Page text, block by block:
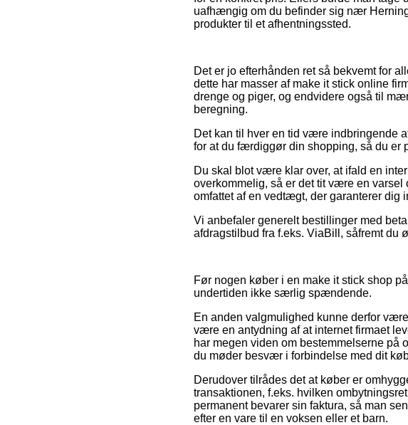
uafhængig om du befinder sig nær
produkter til et afhentningssted.
Det er jo efterhånden ret så bekvemt for
dette har masser af make it stick online
drenge og piger, og endvidere også til
beregning.
Det kan til hver en tid være indbringende
for at du færdiggør din shopping, så du er
Du skal blot være klar over, at ifald en
overkommelig, så er det tit være en
omfattet af en vedtægt, der garanterer dig
Vi anbefaler generelt bestillinger med
afdragstilbud fra f.eks. ViaBill, såfremt du
Før nogen køber i en make it stick shop
undertiden ikke særlig spændende.
En anden valgmulighed kunne derfor
være en antydning af at internet firmaet
har megen viden om bestemmelserne på
du møder besvær i forbindelse med dit
Derudover tilrådes det at køber er
transaktionen, f.eks. hvilken
permanent bevarer sin faktura, så man
efter en vare til en voksen eller et barn.